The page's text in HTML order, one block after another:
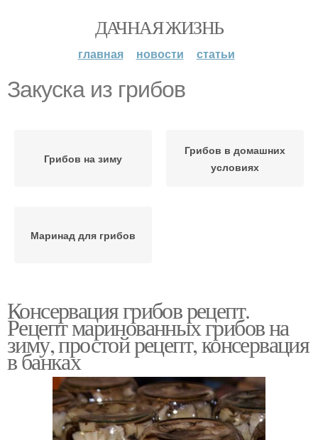
ДАЧНАЯ ЖИЗНЬ
главная новости статьи
Закуска из грибов
Грибов на зиму
Грибов в домашних
условиях
Маринад для грибов
Консервация грибов рецепт.
Рецепт маринованных грибов на
зиму, простой рецепт, консервация
в банках